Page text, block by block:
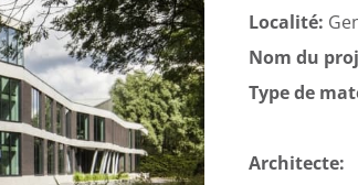
Localité:
Nom du
Type de
Architecte: